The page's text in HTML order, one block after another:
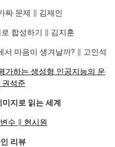
짜 문제 ∥ 김재인
합성하기 ∥ 김지훈
서 마음이 생겨날까? ∥ 고인석
가하는 생성형 인공지능의 운
권석준
미지로 읽는 세계
변수 ∥ 현시원
리뷰